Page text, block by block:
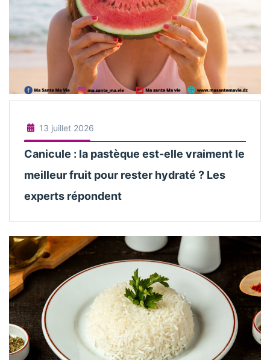
13 juillet 2026
Canicule : la pastèque est-elle vraiment le
meilleur fruit pour rester hydraté ? Les
experts répondent